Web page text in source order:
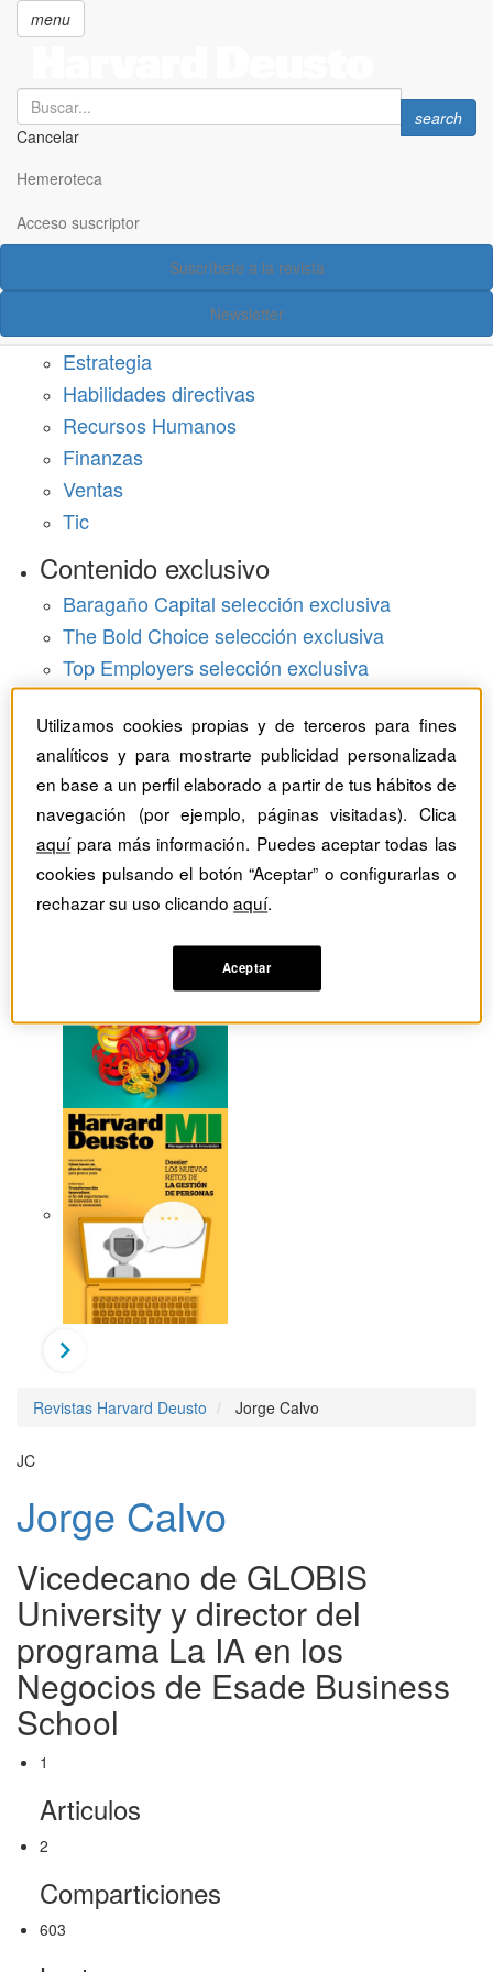
principal
menu
Search
Cancelar
Search
search
Hemeroteca
Acceso suscriptor
Suscríbete a la revista
Newsletter
Acceso suscriptor
Estrategia
Habilidades directivas
Recursos Humanos
Finanzas
Ventas
Tic
Contenido exclusivo
Baragaño Capital selección exclusiva
The Bold Choice selección exclusiva
Top Employers selección exclusiva
Hemeroteca
Monográficos
Dossieres
Revistas del mes
Revistas Harvard Deusto Jorge Calvo
JC
Jorge Calvo
Vicedecano de GLOBIS
University y director del
programa La IA en los
Negocios de Esade Business
School
1
Articulos
2
Comparticiones
603
Utilizamos cookies propias y de terceros para fines
analíticos y para mostrarte publicidad personalizada
en base a un perfil elaborado a partir de tus hábitos de
navegación (por ejemplo, páginas visitadas). Clica
aquípara más información. Puedes aceptar todas las
cookies pulsando el botón “Aceptar” o configurarlas o
rechazar su uso clicandoaquí.
Aceptar